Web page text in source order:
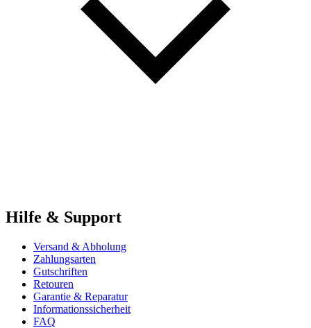
Hilfe & Support
Versand & Abholung
Zahlungsarten
Gutschriften
Retouren
Garantie & Reparatur
Informationssicherheit
FAQ